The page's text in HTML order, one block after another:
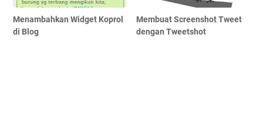
Menambahkan Widget Koprol
di Blog
Membuat Screenshot Tweet
dengan Tweetshot